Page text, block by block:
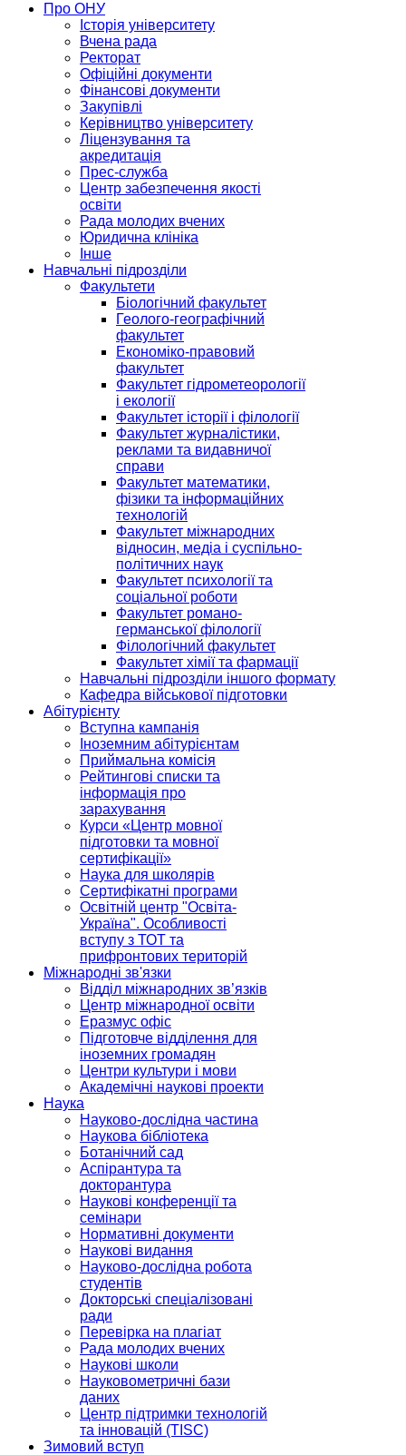
Про ОНУ
Історія університету
Вчена рада
Ректорат
Офіційні документи
Фінансові документи
Закупівлі
Керівництво університету
Ліцензування та
акредитація
Прес-служба
Центр забезпечення якості
освіти
Рада молодих вчених
Юридична клініка
Інше
Навчальні підрозділи
Факультети
Біологічний факультет
Геолого-географічний
факультет
Економіко-правовий
факультет
Факультет гідрометеорології
і екології
Факультет історії і філології
Факультет журналістики,
реклами та видавничої
справи
Факультет математики,
фізики та інформаційних
технологій
Факультет міжнародних
відносин, медіа і суспільно-
політичних наук
Факультет психології та
соціальної роботи
Факультет романо-
германської філології
Філологічний факультет
Факультет хімії та фармації
Навчальні підрозділи іншого формату
Кафедра військової підготовки
Абітурієнту
Вступна кампанія
Іноземним абітурієнтам
Приймальна комісія
Рейтингові списки та
інформація про
зарахування
Курси «Центр мовної
підготовки та мовної
сертифікації»
Наука для школярів
Сертифікатні програми
Освітній центр "Освіта-
Україна". Особливості
вступу з ТОТ та
прифронтових територій
Міжнародні зв'язки
Відділ міжнародних зв’язків
Центр міжнародної освіти
Еразмус офіс
Підготовче відділення для
іноземних громадян
Центри культури і мови
Академічні наукові проекти
Наука
Науково-дослідна частина
Наукова бібліотека
Ботанічний сад
Аспірантура та
докторантура
Наукові конференції та
семінари
Нормативні документи
Наукові видання
Науково-дослідна робота
студентів
Докторські спеціалізовані
ради
Перевірка на плагіат
Рада молодих вчених
Наукові школи
Науковометричні бази
даних
Центр підтримки технологій
та інновацій (TISC)
Зимовий вступ